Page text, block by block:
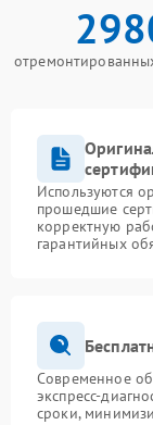
Используются
прошедшие
корректную
гарантийных
Современное
экспресс-
сроки,